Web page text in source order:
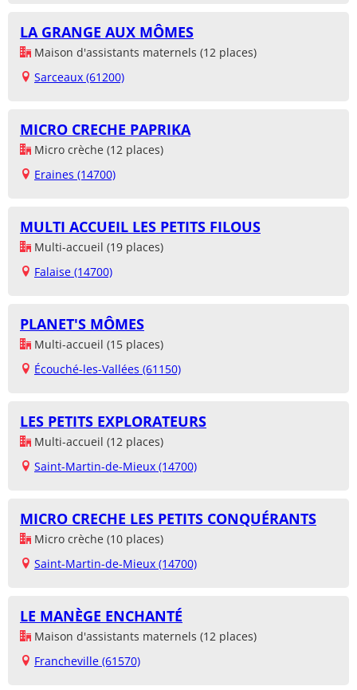
LA GRANGE AUX MÔMES
Maison d'assistants maternels (12 places)
Sarceaux (61200)
MICRO CRECHE PAPRIKA
Micro crèche (12 places)
Eraines (14700)
MULTI ACCUEIL LES PETITS FILOUS
Multi-accueil (19 places)
Falaise (14700)
PLANET'S MÔMES
Multi-accueil (15 places)
Écouché-les-Vallées (61150)
LES PETITS EXPLORATEURS
Multi-accueil (12 places)
Saint-Martin-de-Mieux (14700)
MICRO CRECHE LES PETITS CONQUÉRANTS
Micro crèche (10 places)
Saint-Martin-de-Mieux (14700)
LE MANÈGE ENCHANTÉ
Maison d'assistants maternels (12 places)
Francheville (61570)